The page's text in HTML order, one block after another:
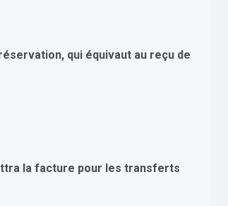
qui équivaut au reçu de
la facture pour les transferts